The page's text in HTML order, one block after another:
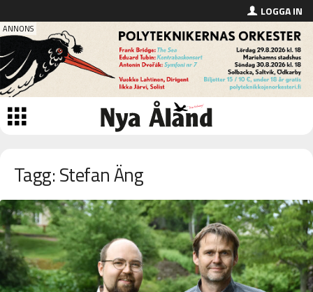
LOGGA IN
Tagg: Stefan Äng